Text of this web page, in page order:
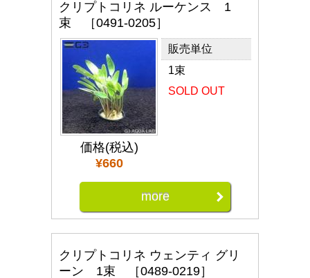
クリプトコリネ ルーケンス 1
束 ［0491-0205］
価格(税込)
¥660
販売単位
1束
SOLD OUT
more
クリプトコリネ ウェンティ グリ
ーン 1束 ［0489-0219］